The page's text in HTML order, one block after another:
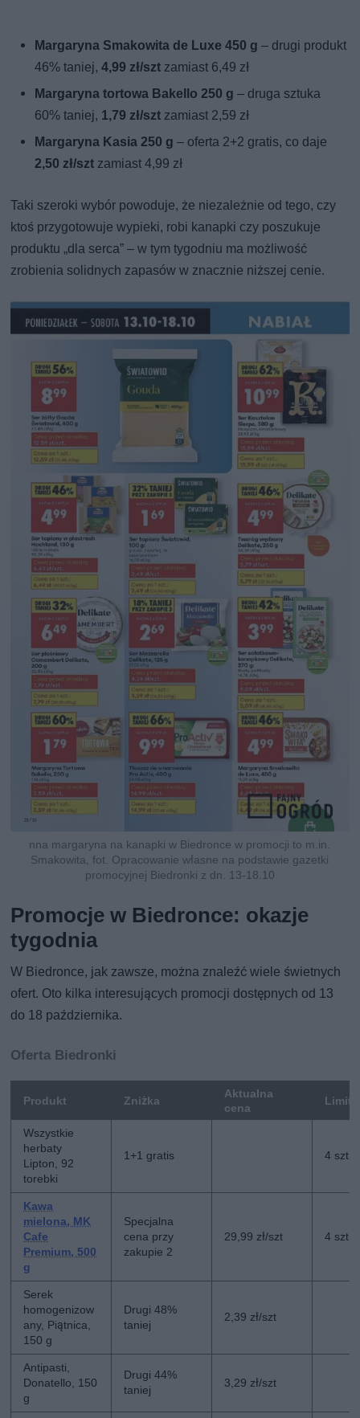
Margaryna Smakowita de Luxe 450 g – drugi produkt
46% taniej,4,99 zł/szt zamiast 6,49 zł
Margaryna tortowa Bakello 250 g – druga sztuka
60% taniej, 1,79 zł/szt zamiast 2,59 zł
Margaryna Kasia 250 g – oferta 2+2 gratis, co daje
2,50 zł/szt zamiast 4,99 zł
Taki szeroki wybór powoduje, że niezależnie od tego, czy
ktoś przygotowuje wypieki, robi kanapki czy poszukuje
produktu „dla serca” – w tym tygodniu ma możliwość
zrobienia solidnych zapasów w znacznie niższej cenie.
nna margaryna na kanapki w Biedronce w promocji to m.in.
Smakowita, fot. Opracowanie własne na podstawie gazetki
promocyjnej Biedronki z dn. 13-18.10
Promocje w Biedronce: okazje
tygodnia
W Biedronce, jak zawsze, można znaleźć wiele świetnych
ofert. Oto kilka interesujących promocji dostępnych od 13
do 18 października.
Oferta Biedronki
Produkt Zniżka
Aktualna
cena
Limit
Wszystkie
herbaty
Lipton, 92
torebki
1+1 gratis 4 szt
Kawa
mielona, MK
Cafe
Premium, 500
g
Specjalna
cena przy
zakupie 2
29,99 zł/szt 4 szt
Serek
homogenizow
any, Piątnica,
150 g
Drugi 48%
taniej
2,39 zł/szt
Antipasti,
Donatello, 150
g
Drugi 44%
taniej
3,29 zł/szt